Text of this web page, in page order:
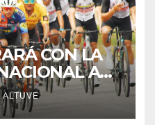
CON LA
A
ALTUVE